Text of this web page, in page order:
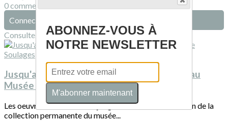
0 commentaire(s)
Connectez-vous pour laisser un commentaire
Consultez également
Jusqu'au 22 mars 2026 : Bernard Dejonghe au
Musée Soulages
Les oeuvres de Bernard Dejonghe sont installées au sein de la
collection permanente du musée...
ABONNEZ-VOUS À
NOTRE NEWSLETTER
M'abonner maintenant